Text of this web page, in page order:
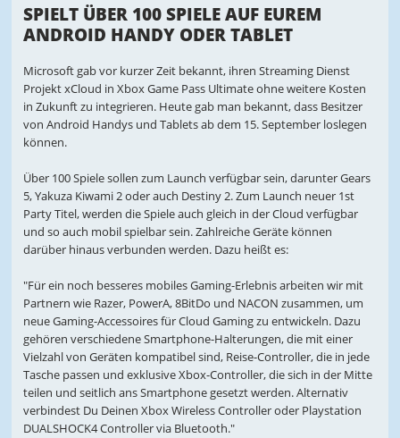
SPIELT ÜBER 100 SPIELE AUF EUREM
ANDROID HANDY ODER TABLET
Microsoft gab vor kurzer Zeit bekannt, ihren Streaming Dienst
Projekt xCloud in Xbox Game Pass Ultimate ohne weitere Kosten
in Zukunft zu integrieren. Heute gab man bekannt, dass Besitzer
von Android Handys und Tablets ab dem 15. September loslegen
können.
Über 100 Spiele sollen zum Launch verfügbar sein, darunter Gears
5, Yakuza Kiwami 2 oder auch Destiny 2. Zum Launch neuer 1st
Party Titel, werden die Spiele auch gleich in der Cloud verfügbar
und so auch mobil spielbar sein. Zahlreiche Geräte können
darüber hinaus verbunden werden. Dazu heißt es:
"Für ein noch besseres mobiles Gaming-Erlebnis arbeiten wir mit
Partnern wie Razer, PowerA, 8BitDo und NACON zusammen, um
neue Gaming-Accessoires für Cloud Gaming zu entwickeln. Dazu
gehören verschiedene Smartphone-Halterungen, die mit einer
Vielzahl von Geräten kompatibel sind, Reise-Controller, die in jede
Tasche passen und exklusive Xbox-Controller, die sich in der Mitte
teilen und seitlich ans Smartphone gesetzt werden. Alternativ
verbindest Du Deinen Xbox Wireless Controller oder Playstation
DUALSHOCK4 Controller via Bluetooth."